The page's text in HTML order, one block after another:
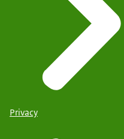
Privacy